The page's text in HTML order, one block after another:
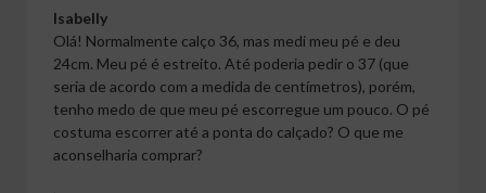
Isabelly
Olá! Normalmente calço 36, mas medi meu pé e deu
24cm. Meu pé é estreito. Até poderia pedir o 37 (que
seria de acordo com a medida de centímetros), porém,
tenho medo de que meu pé escorregue um pouco. O pé
costuma escorrer até a ponta do calçado? O que me
aconselharia comprar?